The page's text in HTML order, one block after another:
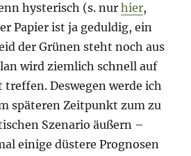
hysterisch (s. nurhier,
Papier ist ja geduldig, ein
der Grünen steht noch aus
wird ziemlich schnell auf
treffen. Deswegen werde ich
späteren Zeitpunkt zum zu
Szenario äußern –
einige düstere Prognosen